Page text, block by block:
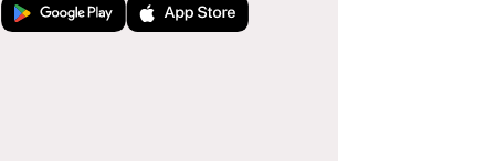
Jetzt bei Google PlayLaden im App Store